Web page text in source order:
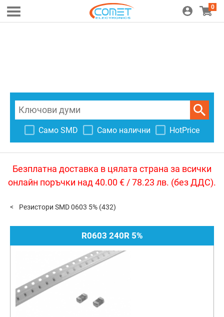
0
Само SMD Само налични HotPrice
Безплатна доставка в цялата страна за всички
онлайн поръчки над 40.00 € / 78.23 лв. (без ДДС).
Резистори SMD 0603 5% (432)
R0603 240R 5%